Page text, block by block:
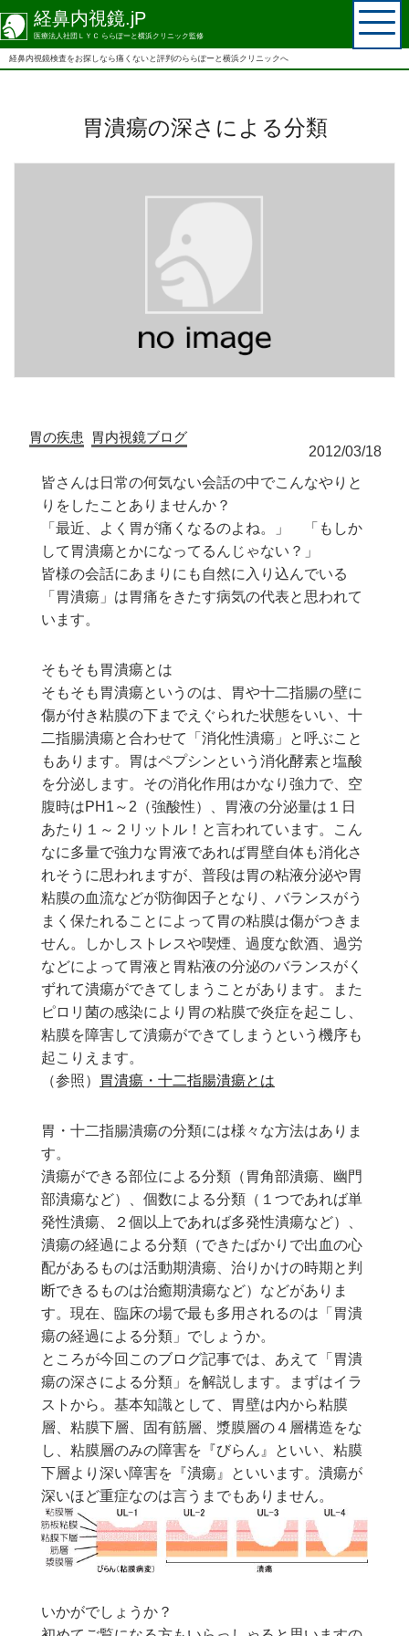
経鼻内視鏡.jP
医療法人社団ＬＹＣ ららぽーと横浜クリニック監修
経鼻内視鏡検査をお探しなら痛くないと評判のららぽーと横浜クリニックへ
胃潰瘍の深さによる分類
胃の疾患 胃内視鏡ブログ
2012/03/18
皆さんは日常の何気ない会話の中でこんなやりと
りをしたことありませんか？
「最近、よく胃が痛くなるのよね。」 「もしか
して胃潰瘍とかになってるんじゃない？」
皆様の会話にあまりにも自然に入り込んでいる
「胃潰瘍」は胃痛をきたす病気の代表と思われて
います。
そもそも胃潰瘍とは
そもそも胃潰瘍というのは、胃や十二指腸の壁に
傷が付き粘膜の下までえぐられた状態をいい、十
二指腸潰瘍と合わせて「消化性潰瘍」と呼ぶこと
もあります。胃はペプシンという消化酵素と塩酸
を分泌します。その消化作用はかなり強力で、空
腹時はPH1～2（強酸性）、胃液の分泌量は１日
あたり１～２リットル！と言われています。こん
なに多量で強力な胃液であれば胃壁自体も消化さ
れそうに思われますが、普段は胃の粘液分泌や胃
粘膜の血流などが防御因子となり、バランスがう
まく保たれることによって胃の粘膜は傷がつきま
せん。しかしストレスや喫煙、過度な飲酒、過労
などによって胃液と胃粘液の分泌のバランスがく
ずれて潰瘍ができてしまうことがあります。また
ピロリ菌の感染により胃の粘膜で炎症を起こし、
粘膜を障害して潰瘍ができてしまうという機序も
起こりえます。
（参照）
胃潰瘍・十二指腸潰瘍とは
胃・十二指腸潰瘍の分類には様々な方法はありま
す。
潰瘍ができる部位による分類（胃角部潰瘍、幽門
部潰瘍など）、個数による分類（１つであれば単
発性潰瘍、２個以上であれば多発性潰瘍など）、
潰瘍の経過による分類（できたばかりで出血の心
配があるものは活動期潰瘍、治りかけの時期と判
断できるものは治癒期潰瘍など）などがありま
す。現在、臨床の場で最も多用されるのは「胃潰
瘍の経過による分類」でしょうか。
ところが今回このブログ記事では、あえて「胃潰
瘍の深さによる分類」を解説します。まずはイラ
ストから。基本知識として、胃壁は内から粘膜
層、粘膜下層、固有筋層、漿膜層の４層構造をな
し、粘膜層のみの障害を『びらん』といい、粘膜
下層より深い障害を『潰瘍』といいます。潰瘍が
深いほど重症なのは言うまでもありません。
いかがでしょうか？